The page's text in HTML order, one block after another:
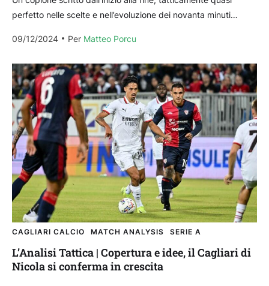
perfetto nelle scelte e nell’evoluzione dei novanta minuti
09/12/2024
Per Matteo Porcu
CAGLIARI CALCIO MATCH ANALYSIS SERIE A
L’Analisi Tattica | Copertura e idee, il Cagliari di
Nicola si conferma in crescita